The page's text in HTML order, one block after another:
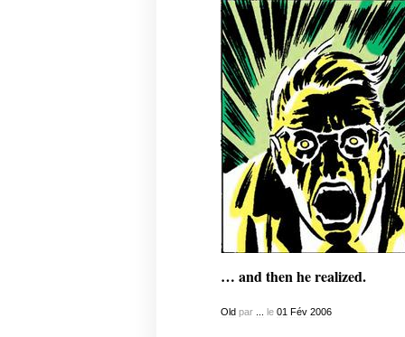
… and then he realized.
Old par le 01 Fév 2006